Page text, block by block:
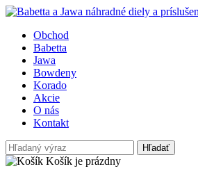
Obchod
Babetta
Jawa
Bowdeny
Korado
Akcie
O nás
Kontakt
Hľadať
Košík je prázdny